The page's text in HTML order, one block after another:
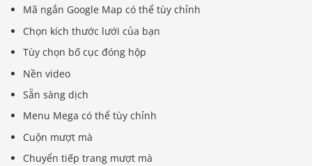
Mã ngắn Google Map có thể tùy chỉnh
Chọn kích thước lưới của bạn
Tùy chọn bố cục đóng hộp
Nền video
Sẵn sàng dịch
Menu Mega có thể tùy chỉnh
Cuộn mượt mà
Chuyển tiếp trang mượt mà